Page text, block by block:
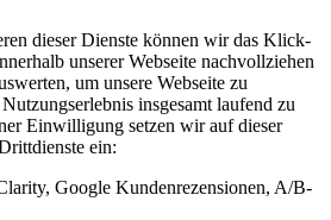
dieser Dienste können wir das Klick-
unserer Webseite nachvollziehen
um unsere Webseite zu
insgesamt laufend zu
Einwilligung setzen wir auf dieser
ein:
Google Kundenrezensionen, A/B-